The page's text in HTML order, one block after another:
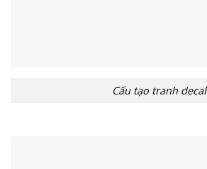
Cấu tạo tranh decal